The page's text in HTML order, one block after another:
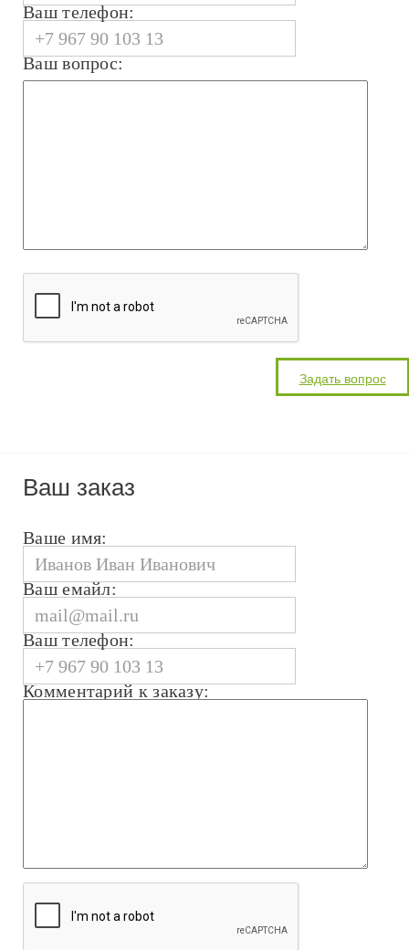
Ваш телефон:
Ваш вопрос:
Ваш заказ
Ваше имя:
Ваш емайл:
Ваш телефон:
Комментарий к заказу: